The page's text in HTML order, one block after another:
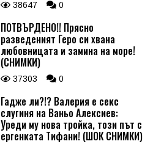
38647 0
ПОТВЪРДЕНО!! Прясно
разведеният Геро си хвана
любовницата и замина на море!
(СНИМКИ)
37303 0
Гадже ли?!? Валерия е секс
слугиня на Ваньо Алексиев:
Уреди му нова тройка, този път с
ергенката Тифани! (ШОК СНИМКИ)